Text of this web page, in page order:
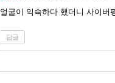
얼굴이 익숙하다 했더니 사이버
답글